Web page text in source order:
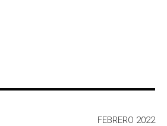
FEBRERO 2022